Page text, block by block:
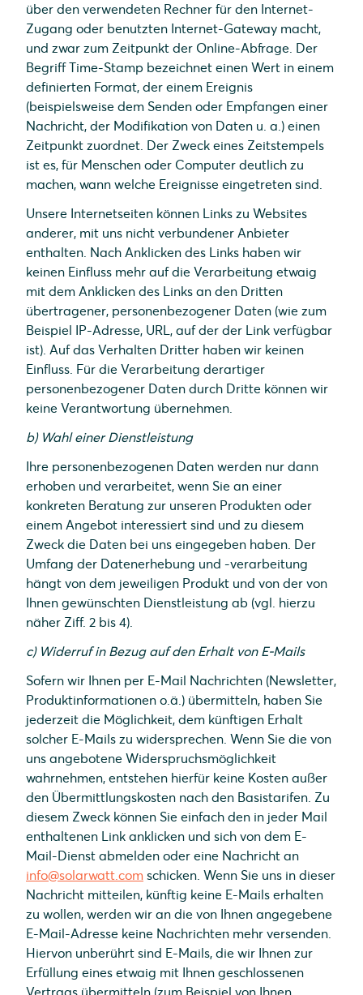
über den verwendeten Rechner für den Internet-
Zugang oder benutzten Internet-Gateway macht,
und zwar zum Zeitpunkt der Online-Abfrage. Der
Begriff Time-Stamp bezeichnet einen Wert in einem
definierten Format, der einem Ereignis
(beispielsweise dem Senden oder Empfangen einer
Nachricht, der Modifikation von Daten u. a.) einen
Zeitpunkt zuordnet. Der Zweck eines Zeitstempels
ist es, für Menschen oder Computer deutlich zu
machen, wann welche Ereignisse eingetreten sind.
Unsere Internetseiten können Links zu Websites
anderer, mit uns nicht verbundener Anbieter
enthalten. Nach Anklicken des Links haben wir
keinen Einfluss mehr auf die Verarbeitung etwaig
mit dem Anklicken des Links an den Dritten
übertragener, personenbezogener Daten (wie zum
Beispiel IP-Adresse, URL, auf der der Link verfügbar
ist). Auf das Verhalten Dritter haben wir keinen
Einfluss. Für die Verarbeitung derartiger
personenbezogener Daten durch Dritte können wir
keine Verantwortung übernehmen.
b) Wahl einer Dienstleistung
Ihre personenbezogenen Daten werden nur dann
erhoben und verarbeitet, wenn Sie an einer
konkreten Beratung zur unseren Produkten oder
einem Angebot interessiert sind und zu diesem
Zweck die Daten bei uns eingegeben haben. Der
Umfang der Datenerhebung und -verarbeitung
hängt von dem jeweiligen Produkt und von der von
Ihnen gewünschten Dienstleistung ab (vgl. hierzu
näher Ziff. 2 bis 4).
c) Widerruf in Bezug auf den Erhalt von E-Mails
Sofern wir Ihnen per E-Mail Nachrichten (Newsletter,
Produktinformationen o.ä.) übermitteln, haben Sie
jederzeit die Möglichkeit, dem künftigen Erhalt
solcher E-Mails zu widersprechen. Wenn Sie die von
uns angebotene Widerspruchsmöglichkeit
wahrnehmen, entstehen hierfür keine Kosten außer
den Übermittlungskosten nach den Basistarifen. Zu
diesem Zweck können Sie einfach den in jeder Mail
enthaltenen Link anklicken und sich von dem E-
Mail-Dienst abmelden oder eine Nachricht an
info@solarwatt.com schicken. Wenn Sie uns in dieser
Nachricht mitteilen, künftig keine E-Mails erhalten
zu wollen, werden wir an die von Ihnen angegebene
E-Mail-Adresse keine Nachrichten mehr versenden.
Hiervon unberührt sind E-Mails, die wir Ihnen zur
Erfüllung eines etwaig mit Ihnen geschlossenen
Vertrags übermitteln (zum Beispiel von Ihnen